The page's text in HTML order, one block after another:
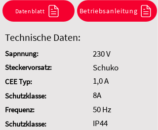
Kombination anzufragen.
Datenblatt Betriebsanleitung
Technische Daten:
Sapnnung:
Steckervorsatz:
CEE Typ:
Schutzklasse:
Frequenz:
Schutzklasse:
230 V
Schuko
1,0 A
8A
50 Hz
IP44